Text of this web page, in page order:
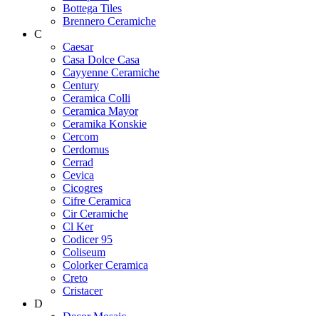
Bottega Tiles
Brennero Ceramiche
C
Caesar
Casa Dolce Casa
Cayyenne Ceramiche
Century
Ceramica Colli
Ceramica Mayor
Ceramika Konskie
Cercom
Cerdomus
Cerrad
Cevica
Cicogres
Cifre Ceramica
Cir Ceramiche
Cl Ker
Codicer 95
Coliseum
Colorker Ceramica
Creto
Cristacer
D